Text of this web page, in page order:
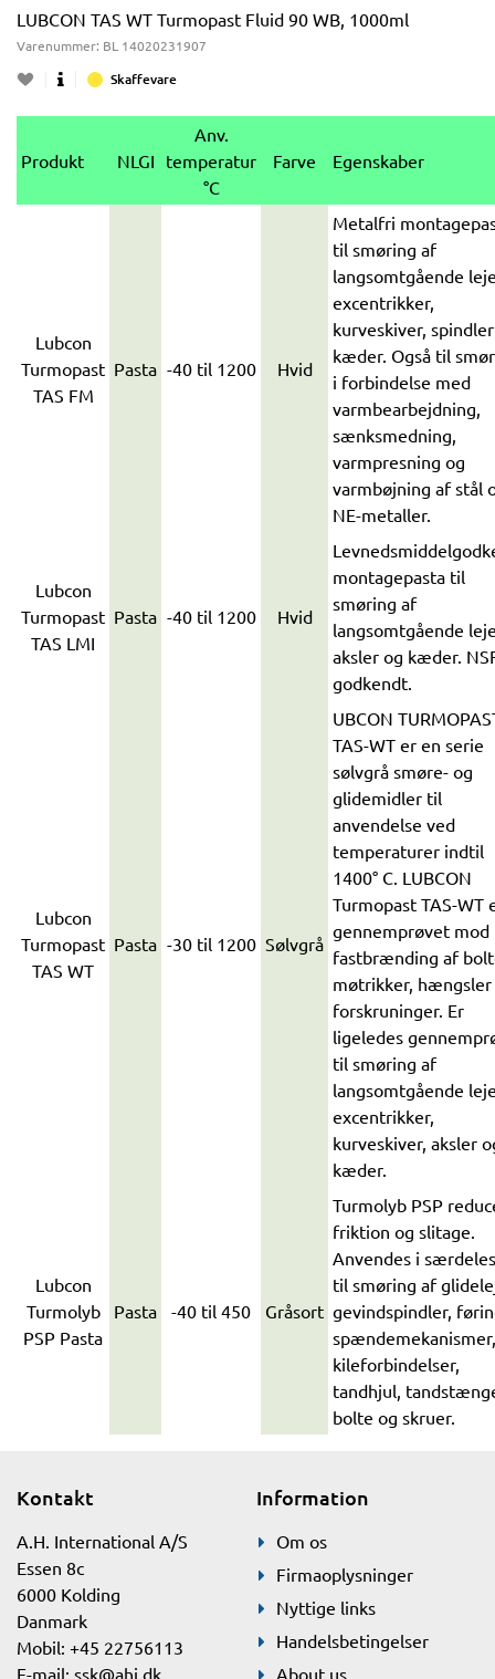
LUBCON TAS WT Turmopast Fluid 90 WB, 1000ml
Varenummer: BL 14020231907
Skaffevare
Produkt NLGI
Anv.
temperatur
°C
Farve Egenskaber
Lubcon
Turmopast
TAS FM
Pasta -40 til 1200 Hvid
Metalfri
til smøring af
langsomtgående
excentrikker,
kurveskiver,
kæder. Også til
i forbindelse med
varmbearbejdning,
sænksmedning,
varmpresning og
varmbøjning af stål
NE-metaller.
Lubcon
Turmopast
TAS LMI
Pasta -40 til 1200 Hvid
montagepasta til
smøring af
langsomtgående
aksler og kæder.
godkendt.
Lubcon
Turmopast
TAS WT
Pasta -30 til 1200 Sølvgrå
UBCON
TAS-WT er en serie
sølvgrå smøre- og
glidemidler til
anvendelse ved
temperaturer indtil
1400° C. LUBCON
Turmopast TAS-WT
gennemprøvet mod
fastbrænding af
møtrikker, hængsler
forskruninger. Er
ligeledes
til smøring af
langsomtgående
excentrikker,
kurveskiver, aksler
kæder.
Lubcon
Turmolyb
PSP Pasta
Pasta -40 til 450 Gråsort
Turmolyb PSP
friktion og slitage.
Anvendes i
til smøring af
gevindspindler,
spændemekanismer,
kileforbindelser,
tandhjul,
bolte og skruer.
Kontakt
A.H. International A/S
Essen 8c
6000 Kolding
Danmark
Mobil: +45 22756113
E-mail: ssk@ahi.dk
Information
Om os
Firmaoplysninger
Nyttige links
Handelsbetingelser
About us